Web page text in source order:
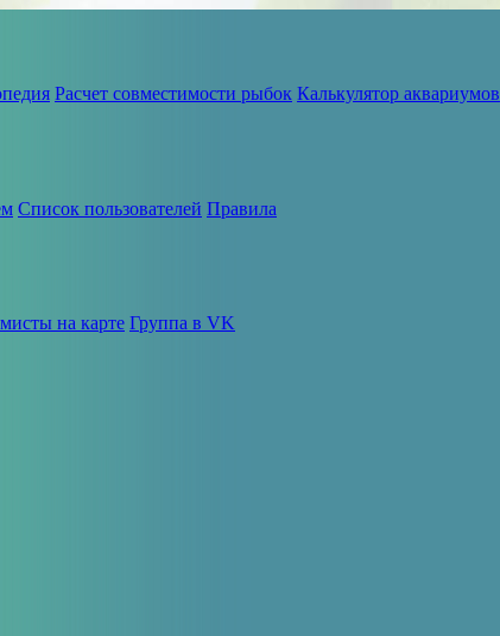
Расчет совместимости рыбок Калькулятор аквариумов
Список пользователей Правила
на карте Группа в VK